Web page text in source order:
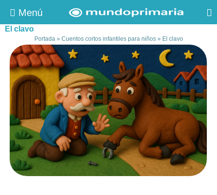
Menú
El clavo
Portada» Cuentos cortos infantiles para niños» El clavo